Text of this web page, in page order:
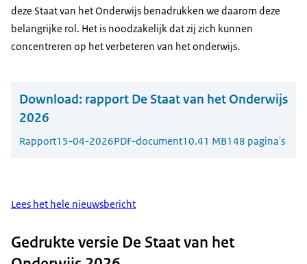
deze Staat van het Onderwijs benadrukken we daarom deze
belangrijke rol. Het is noodzakelijk dat zij zich kunnen
concentreren op het verbeteren van het onderwijs.
Download: rapport De Staat van het Onderwijs
2026
Rapport15-04-2026PDF-document10.41 MB148 pagina's
Lees het hele nieuwsbericht
Gedrukte versie De Staat van het